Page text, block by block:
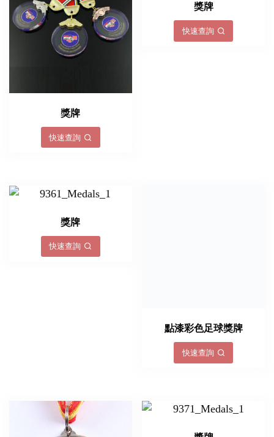
獎牌
快速查詢
獎牌
快速查詢
獎牌
快速查詢
點漆彩色足球獎牌
快速查詢